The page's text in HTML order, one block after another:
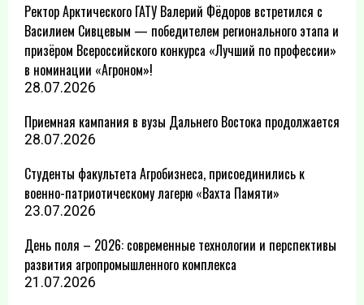
Ректор Арктического ГАТУ Валерий Фёдоров встретился с
Василием Сивцевым — победителем регионального этапа и
призёром Всероссийского конкурса «Лучший по профессии»
в номинации «Агроном»!
28.07.2026
Приемная кампания в вузы Дальнего Востока продолжается
28.07.2026
Студенты факультета Агробизнеса, присоединились к
военно-патриотическому лагерю «Вахта Памяти»
23.07.2026
День поля – 2026: современные технологии и перспективы
развития агропромышленного комплекса
21.07.2026